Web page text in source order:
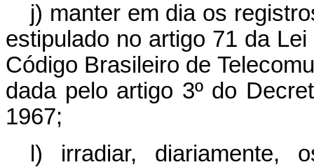
j) manter em dia os
estipulado no artigo 71 da
Código Brasileiro de
dada pelo artigo 3º do
1967;
l) irradiar, diariamente,